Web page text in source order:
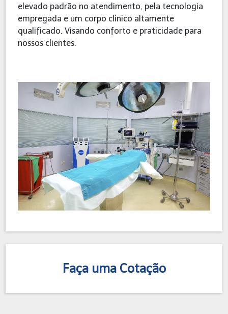
elevado padrão no atendimento, pela tecnologia
empregada e um corpo clínico altamente
qualificado. Visando conforto e praticidade para
nossos clientes.
Faça uma Cotação